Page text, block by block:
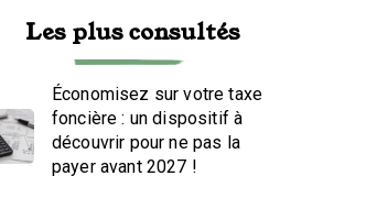
Les plus consultés
Économisez sur votre taxe
foncière : un dispositif à
découvrir pour ne pas la
payer avant 2027 !